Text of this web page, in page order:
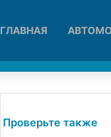
ГЛАВНАЯ
Проверьте также